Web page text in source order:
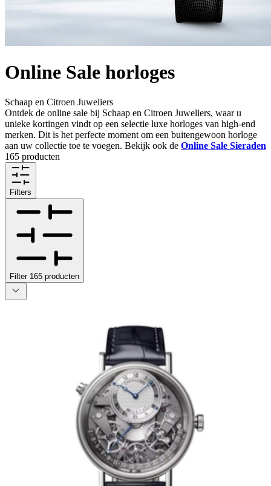
Online Sale horloges
Schaap en Citroen Juweliers
Ontdek de online sale bij Schaap en Citroen Juweliers, waar u
unieke kortingen vindt op een selectie luxe horloges van high-end
merken. Dit is het perfecte moment om een buitengewoon horloge
aan uw collectie toe te voegen. Bekijk ook de Online Sale Sieraden
165 producten
Filters
Filter 165 producten